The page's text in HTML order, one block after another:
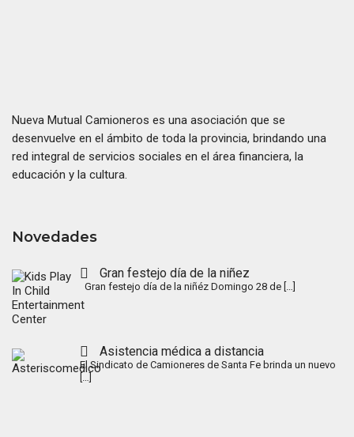
Nueva Mutual Camioneros es una asociación que se
desenvuelve en el ámbito de toda la provincia, brindando una
red integral de servicios sociales en el área financiera, la
educación y la cultura.
Novedades
Gran festejo día de la niñez
Gran festejo día de la niñéz Domingo 28 de […]
Asistencia médica a distancia
El Sindicato de Camioneres de Santa Fe brinda un nuevo
[…]